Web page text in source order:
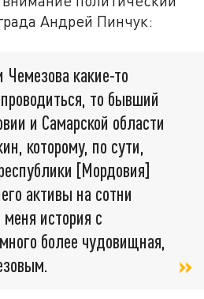
Андрей Пинчук:
какие-то
то бывший
и Самарской области
которому, по сути,
[Мордовия]
активы на сотни
история с
более чудовищная,